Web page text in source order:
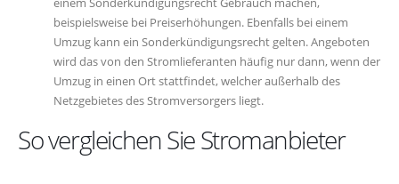
beispielsweise bei Preiserhöhungen. Ebenfalls bei einem
Umzug kann ein Sonderkündigungsrecht gelten. Angeboten
wird das von den Stromlieferanten häufig nur dann, wenn der
Umzug in einen Ort stattfindet, welcher außerhalb des
Netzgebietes des Stromversorgers liegt.
So vergleichen Sie Stromanbieter